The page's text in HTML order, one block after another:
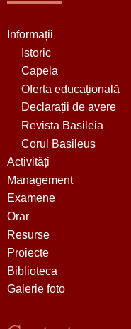
Informații
Istoric
Capela
Oferta educațională
Declarații de avere
Revista Basileia
Corul Basileus
Activități
Management
Examene
Orar
Resurse
Proiecte
Biblioteca
Galerie foto